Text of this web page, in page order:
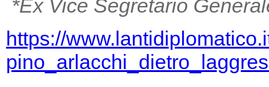
*Ex Vice Segretario
https://